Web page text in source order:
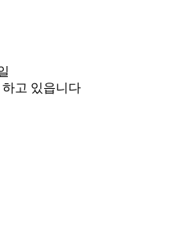
고 있읍니다